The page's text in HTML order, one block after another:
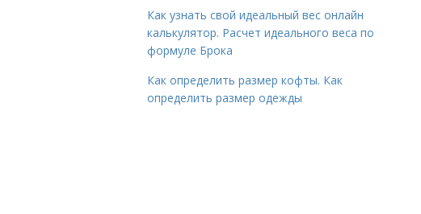
Как узнать свой идеальный вес онлайн
калькулятор. Расчет идеального веса по
формуле Брока
Как определить размер кофты. Как
определить размер одежды